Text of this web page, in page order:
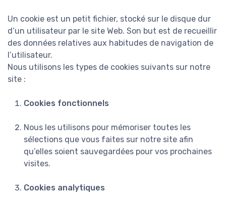
Un cookie est un petit fichier, stocké sur le disque dur
d’un utilisateur par le site Web. Son but est de recueillir
des données relatives aux habitudes de navigation de
l’utilisateur.
Nous utilisons les types de cookies suivants sur notre
site :
Cookies fonctionnels
Nous les utilisons pour mémoriser toutes les
sélections que vous faites sur notre site afin
qu’elles soient sauvegardées pour vos prochaines
visites.
Cookies analytiques